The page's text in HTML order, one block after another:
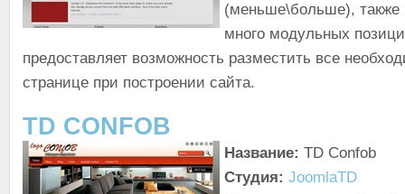
(меньше\больше), также
много модульных
предоставляет возможность разместить все
странице при построении сайта.
TD CONFOB
Название: TD Confob
Студия: JoomlaTD